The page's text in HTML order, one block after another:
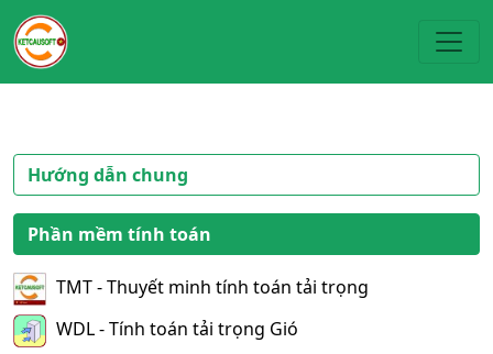
Hướng dẫn chung
Phần mềm tính toán
TMT - Thuyết minh tính toán tải trọng
WDL - Tính toán tải trọng Gió